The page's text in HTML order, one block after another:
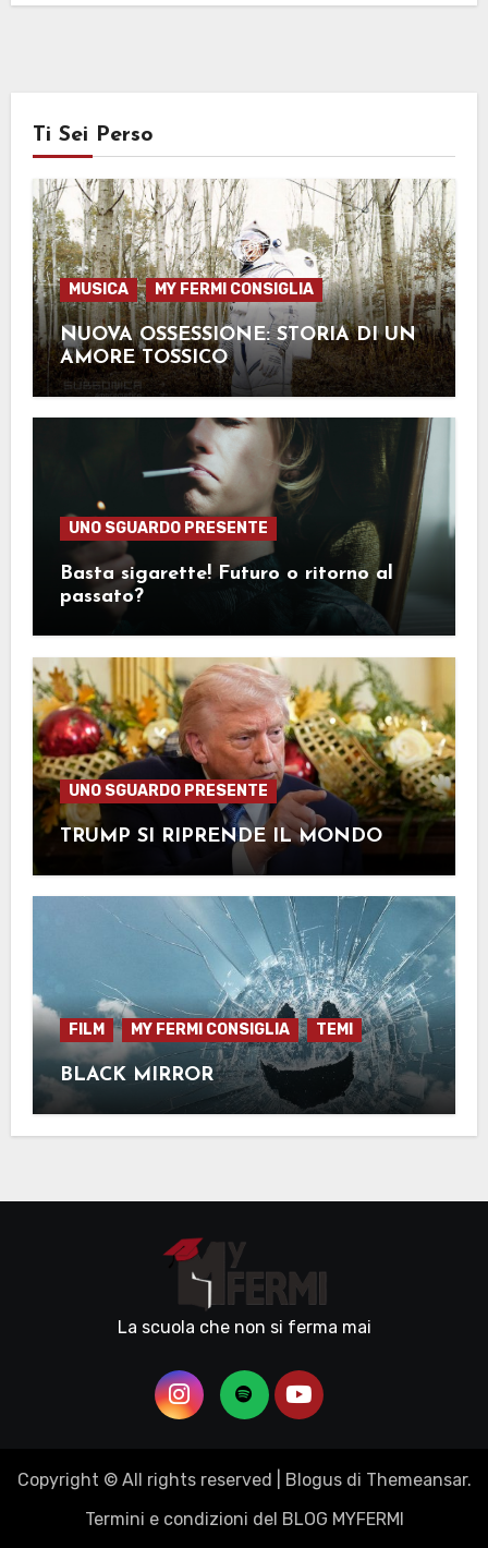
Ti Sei Perso
MUSICA MY FERMI CONSIGLIA
NUOVA OSSESSIONE: STORIA DI UN
AMORE TOSSICO
UNO SGUARDO PRESENTE
Basta sigarette! Futuro o ritorno al
passato?
UNO SGUARDO PRESENTE
TRUMP SI RIPRENDE IL MONDO
FILM MY FERMI CONSIGLIA TEMI
BLACK MIRROR
La scuola che non si ferma mai
Copyright © All rights reserved Blogusdi Themeansar.
Termini e condizioni del BLOG MYFERMI